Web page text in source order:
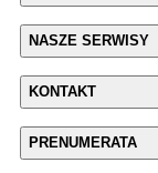
NASZE SERWISY
KONTAKT
PRENUMERATA